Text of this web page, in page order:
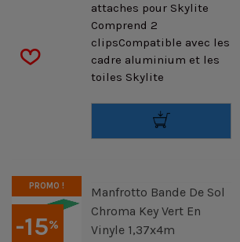
attaches pour Skylite
Comprend 2
clipsCompatible avec les
cadre aluminium et les
toiles Skylite
-15%
PROMO !
Manfrotto Bande De Sol
Chroma Key Vert En
Vinyle 1,37x4m